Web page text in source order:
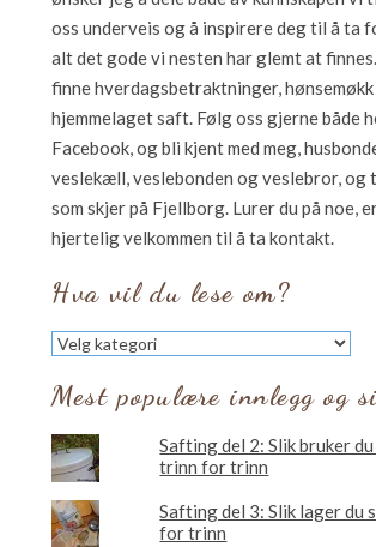
oss underveis og å inspirere deg til å ta
alt det gode vi nesten har glemt at
finne hverdagsbetraktninger,
hjemmelaget saft. Følg oss gjerne både
Facebook, og bli kjent med meg,
veslekæll, veslebonden og veslebror, og
som skjer på Fjellborg. Lurer du på noe,
hjertelig velkommen til å ta kontakt.
Hva vil du lese om?
Hva
vil
du
lese
Mest populære innlegg og
Safting del 2: Slik bruker
trinn for trinn
Safting del 3: Slik lager du
for trinn